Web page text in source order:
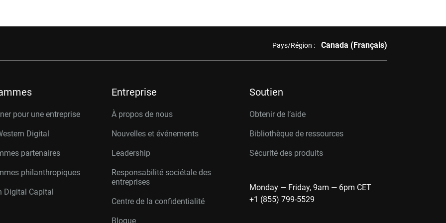
Pays/Région : Canada (Français)
pour une entreprise
Digital
partenaires
philanthropiques
Digital Capital
Entreprise
À propos de nous
Nouvelles et événements
Leadership
Responsabilité sociétale des
entreprises
Centre de la confidentialité
Blogue
Soutien
Obtenir de l’aide
Bibliothèque de ressources
Sécurité des produits
Monday — Friday, 9am — 6pm CET
+1 (855) 799-5529